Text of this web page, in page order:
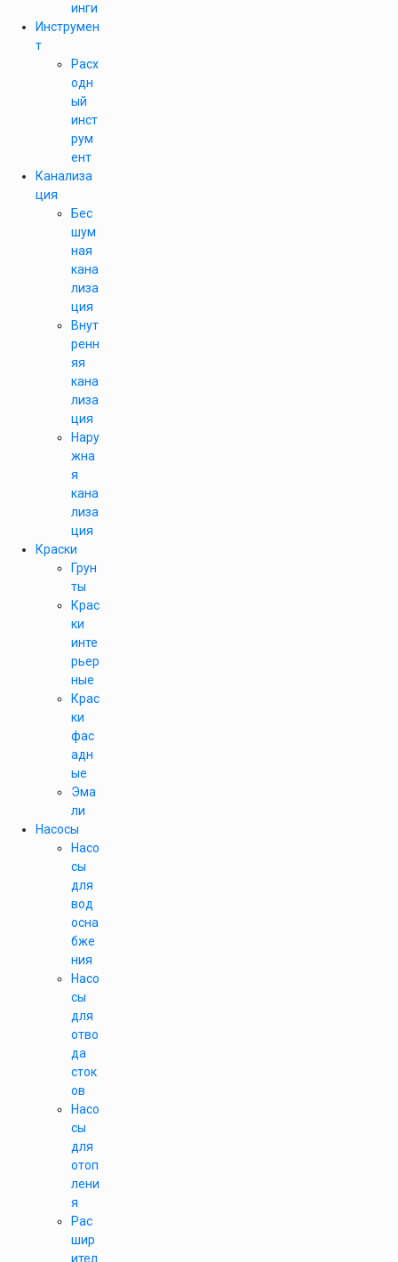
инги
Инструмен
т
Расх
одн
ый
инст
рум
ент
Канализа
ция
Бес
шум
ная
кана
лиза
ция
Внут
ренн
яя
кана
лиза
ция
Нару
жна
я
кана
лиза
ция
Краски
Грун
ты
Крас
ки
инте
рьер
ные
Крас
ки
фас
адн
ые
Эма
ли
Насосы
Насо
сы
для
вод
осна
бже
ния
Насо
сы
для
отво
да
сток
ов
Насо
сы
для
отоп
лени
я
Рас
шир
ител